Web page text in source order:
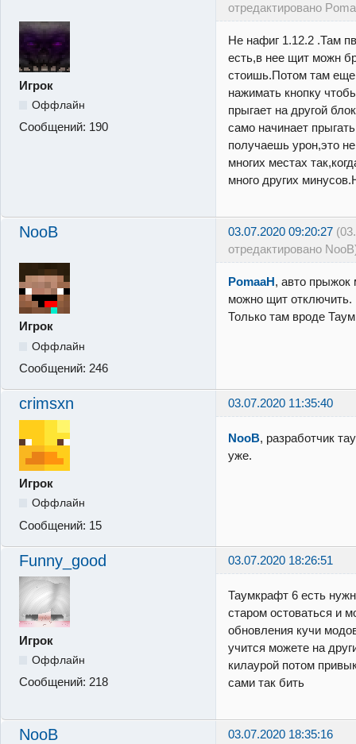
отредактировано
Игрок
Оффлайн
Сообщений: 190
Не нафиг 1.12.2 .Там
есть,в нее щит можн
стоишь.Потом там
нажимать кнопку
прыгает на другой
само начинает
получаешь урон,это
многих местах
много других
NooB 03.07.2020 09:20:27
отредактировано
Игрок
Оффлайн
Сообщений: 246
PomaaH, авто прыжок
можно щит
Только там вроде
crimsxn 03.07.2020 11:35:40
Игрок
Оффлайн
Сообщений: 15
NooB, разработчик
уже.
Funny_good 03.07.2020 18:26:51
Игрок
Оффлайн
Сообщений: 218
Таумкрафт 6 есть
старом остоваться и
обновления кучи
учится можете на
килаурой потом
сами так бить
NooB 03.07.2020 18:35:16